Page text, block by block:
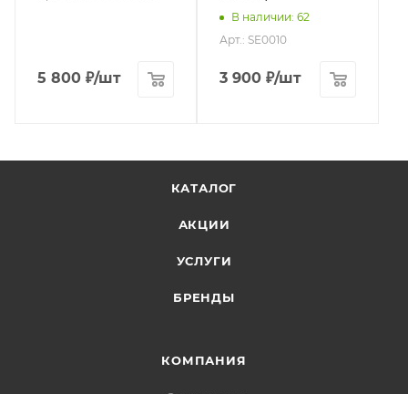
5 800 ₽/шт
В наличии: 62
Арт.: SE0010
3 900 ₽/шт
КАТАЛОГ
АКЦИИ
УСЛУГИ
БРЕНДЫ
КОМПАНИЯ